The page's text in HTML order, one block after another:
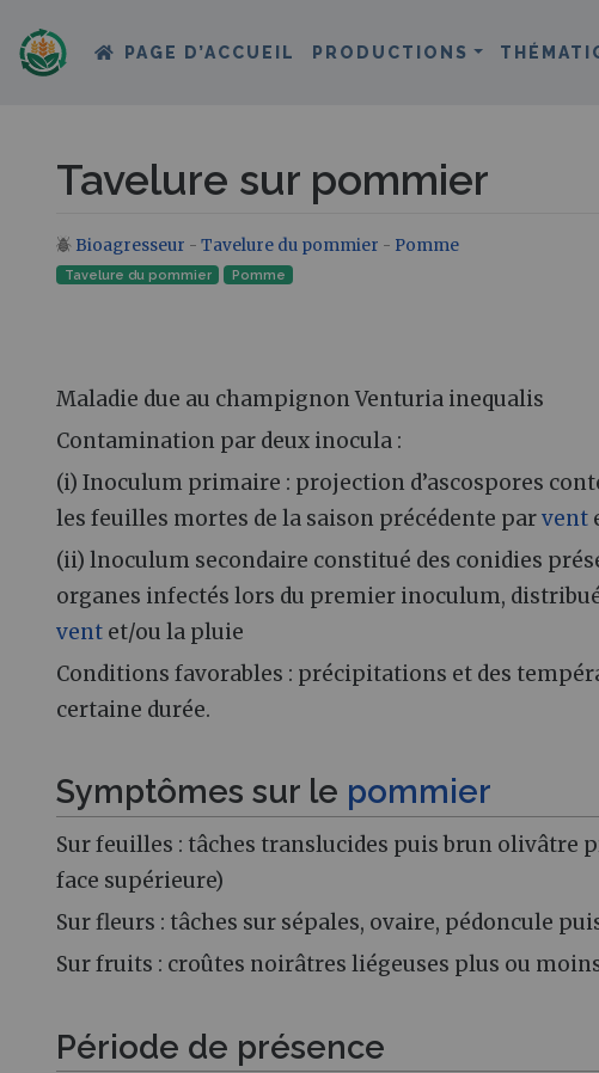
PAGE D’ACCUEIL PRODUCTIONS
Tavelure sur pommier
Aller à :navigation,rechercher
Bioagresseur - Tavelure du pommier - Pomme
Tavelure du pommier Pomme
Maladie due au champignon Venturia inequalis
Contamination par deux inocula :
(i) Inoculum primaire : projection d’ascospores
les feuilles mortes de la saison précédente parvent
(ii) lnoculum secondaire constitué des conidies
organes infectés lors du premier inoculum,
vent et/ou la pluie
Conditions favorables : précipitations et des
certaine durée.
Symptômes sur le pommier
Sur feuilles : tâches translucides puis brun olivâtre
face supérieure)
Sur fleurs : tâches sur sépales, ovaire, pédoncule
Sur fruits : croûtes noirâtres liégeuses plus ou
Période de présence